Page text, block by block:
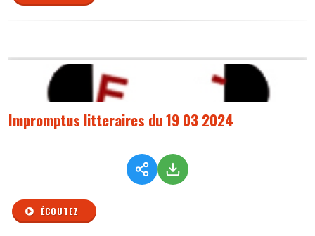
Impromptus litteraires du 19 03 2024
ÉCOUTEZ